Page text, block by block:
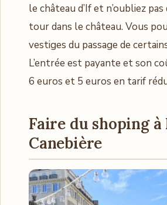
le château d’If et n’oubliez
tour dans le château. Vous
vestiges du passage de
L’entrée est payante et son
6 euros et 5 euros en tarif
Faire du shoping à
Canebière